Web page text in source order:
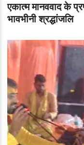
एकात्म मानववाद के
भावभीनी श्रद्धांजलि